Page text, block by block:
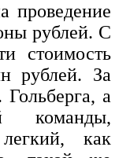
проведение
рублей. С
стоимость
рублей. За
а
команды,
как